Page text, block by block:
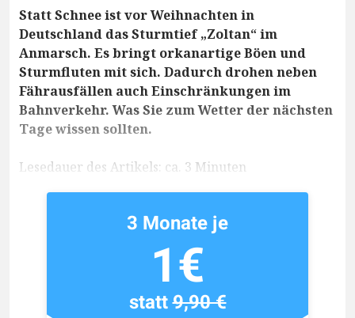
Statt Schnee ist vor Weihnachten in
Deutschland das Sturmtief „Zoltan“ im
Anmarsch. Es bringt orkanartige Böen und
Sturmfluten mit sich. Dadurch drohen neben
Fährausfällen auch Einschränkungen im
Bahnverkehr. Was Sie zum Wetter der nächsten
Tage wissen sollten.
Lesedauer des Artikels: ca. 3 Minuten
3 Monate je
1€
statt9,90 €